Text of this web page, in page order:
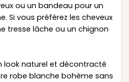
ou un bandeau pour un
Si vous préférez les cheveux
tresse lâche ou un chignon
look naturel et décontracté
robe blanche bohème sans